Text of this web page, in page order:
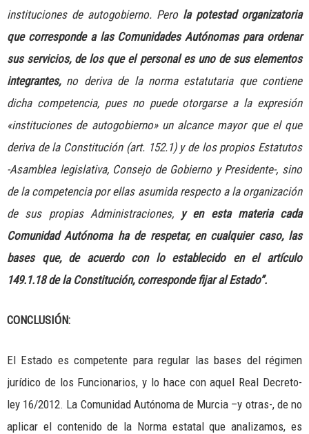
instituciones de autogobierno. Pero la potestad organizatoria
que corresponde a las Comunidades Autónomas para ordenar
sus servicios, de los que el personal es uno de sus elementos
integrantes,no deriva de la norma estatutaria que contiene
dicha competencia, pues no puede otorgarse a la expresión
«instituciones de autogobierno» un alcance mayor que el que
deriva de la Constitución (art. 152.1) y de los propios Estatutos
-Asamblea legislativa, Consejo de Gobierno y Presidente-, sino
de la competencia por ellas asumida respecto a la organización
de sus propias Administraciones, y en esta materia cada
Comunidad Autónoma ha de respetar, en cualquier caso, las
bases que, de acuerdo con lo establecido en el artículo
149.1.18 de la Constitución, corresponde fijar al Estado”.
CONCLUSIÓN:
El Estado es competente para regular las bases del régimen
jurídico de los Funcionarios, y lo hace con aquel Real Decreto-
ley 16/2012. La Comunidad Autónoma de Murcia –y otras-, de no
aplicar el contenido de la Norma estatal que analizamos, es